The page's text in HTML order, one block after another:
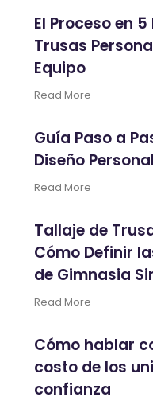
El Proceso en
Trusas
Equipo
Read More
Guía Paso a
Diseño
Read More
Tallaje de
Cómo Definir
de Gimnasia
Read More
Cómo hablar
costo de los
confianza